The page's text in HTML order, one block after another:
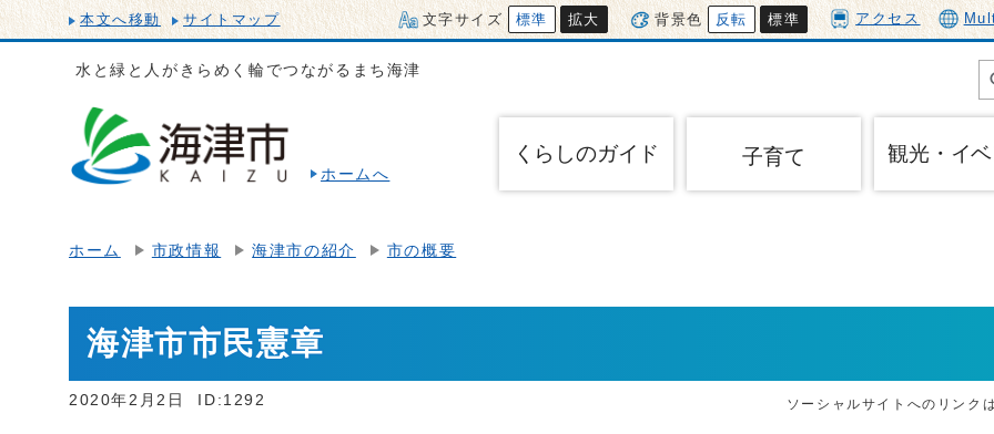
本文へ移動 サイトマップ 文字サイズ 標準 拡大 背景色 反転 標準 アクセス
水と緑と人がきらめく輪でつながるまち海津
ホームへ
くらしのガイド 子育て 観光・イベ
ホーム 市政情報 海津市の紹介 市の概要
海津市市民憲章
2020年2月2日 ID:1292 ソーシャルサイトへのリンク